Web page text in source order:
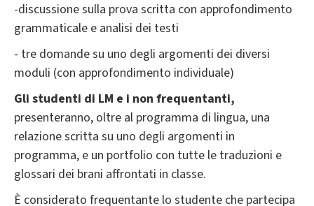
-discussione sulla prova scritta con approfondimento
grammaticale e analisi dei testi
- tre domande su uno degli argomenti dei diversi
moduli (con approfondimento individuale)
Gli studenti di LM e i non frequentanti,
presenteranno, oltre al programma di lingua, una
relazione scritta su uno degli argomenti in
programma, e un portfolio con tutte le traduzioni e
glossari dei brani affrontati in classe.
È considerato frequentante lo studente che partecipa